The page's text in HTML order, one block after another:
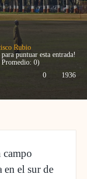
Rubio
puntuar esta entrada!
0)
1936
0
en el sur de